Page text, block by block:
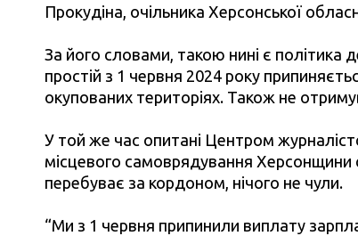
Прокудіна, очільника Херсонської
За його словами, такою нині є політика
простій з 1 червня 2024 року
окупованих територіях. Також не
У той же час опитані Центром
місцевого самоврядування
перебуває за кордоном, нічого не чули.
“Ми з 1 червня припинили виплату